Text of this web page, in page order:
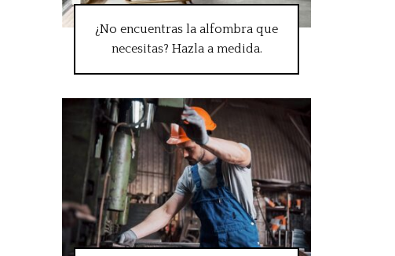
¿No encuentras la alfombra que
necesitas? Hazla a medida.